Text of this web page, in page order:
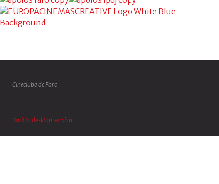
Cineclube de Faro
Back to desktop version